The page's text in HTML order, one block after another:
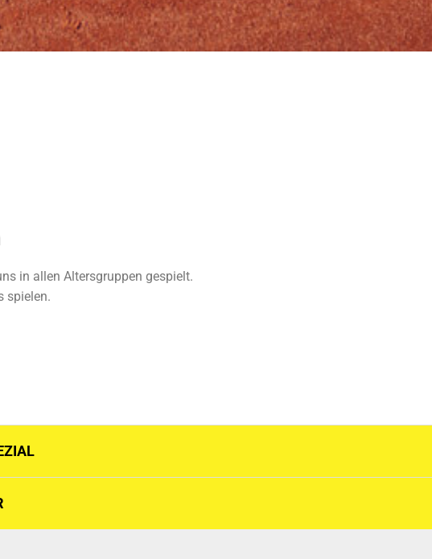
in allen Altersgruppen gespielt.
spielen.